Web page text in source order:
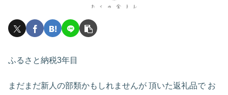
ふるさと納税3年目
まだまだ新人の部類かもしれませんが 頂いた返礼品で お